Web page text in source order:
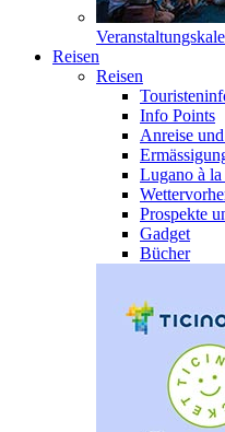
Reisen
Reisen
Info Points
Anreise
Lugano à la
Prospekte
Gadget
Bücher